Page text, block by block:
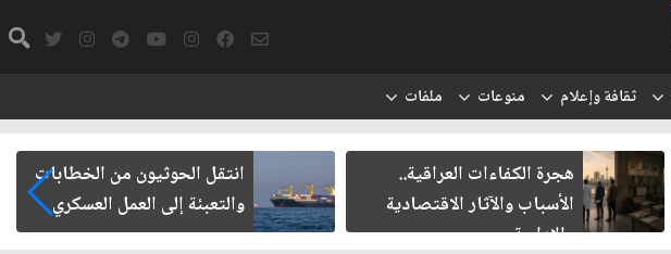
ثقافة وإعلام منوعات ملفات
هجرة الكفاءات العراقية..
الأسباب والآثار الاقتصادية
والإدارية
انتقل الحوثيون من الخطابات
والتعبئة إلى العمل العسكري